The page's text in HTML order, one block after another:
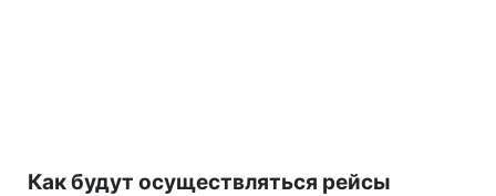
Как будут осуществляться рейсы